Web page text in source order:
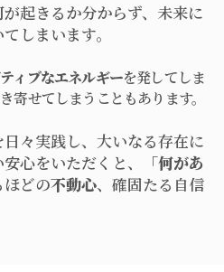
起きるか分からず、未来に
しまいます。
ィブなエネルギーを発してしま
寄せてしまうこともあります。
々実践し、大いなる存在に
心をいただくと、
「何があ
ほどの不動心、確固たる自信